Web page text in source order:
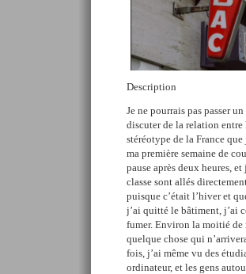
Description
Je ne pourrais pas passer
discuter de la relation entre
stéréotype de la France
ma première semaine de
pause après deux heures,
classe sont allés
puisque c’était l’hiver et
j’ai quitté le bâtiment, j’ai
fumer. Environ la moitié de
quelque chose qui
fois, j’ai même vu des
ordinateur, et les gens